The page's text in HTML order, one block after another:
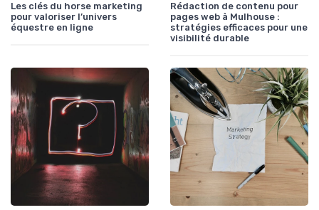
Les clés du horse marketing
pour valoriser l’univers
équestre en ligne
Rédaction de contenu pour
pages web à Mulhouse :
stratégies efficaces pour une
visibilité durable